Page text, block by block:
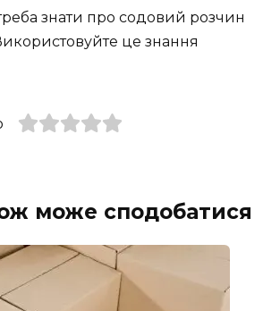
знати про содовий розчин
це знання
може сподобатися